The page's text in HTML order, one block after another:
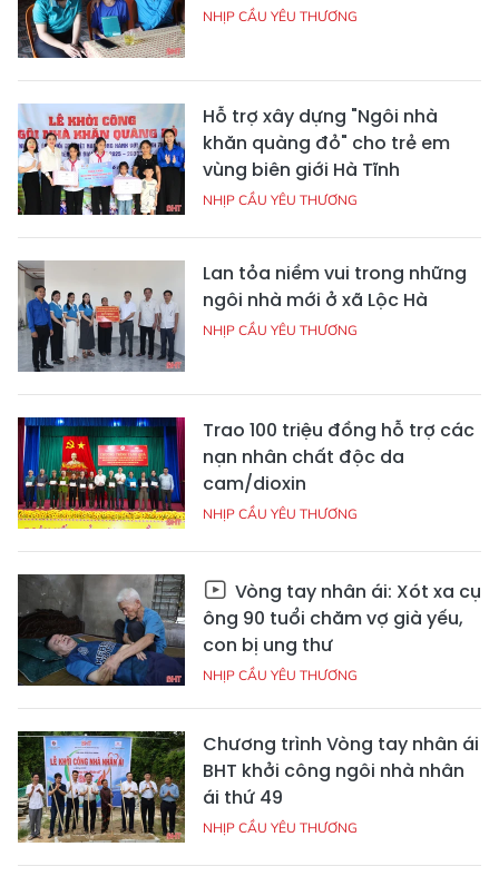
NHỊP CẦU YÊU THƯƠNG
Hỗ trợ xây dựng "Ngôi nhà
khăn quàng đỏ" cho trẻ em
vùng biên giới Hà Tĩnh
NHỊP CẦU YÊU THƯƠNG
Lan tỏa niềm vui trong những
ngôi nhà mới ở xã Lộc Hà
NHỊP CẦU YÊU THƯƠNG
Trao 100 triệu đồng hỗ trợ các
nạn nhân chất độc da
cam/dioxin
NHỊP CẦU YÊU THƯƠNG
Vòng tay nhân ái: Xót xa cụ
ông 90 tuổi chăm vợ già yếu,
con bị ung thư
NHỊP CẦU YÊU THƯƠNG
Chương trình Vòng tay nhân ái
BHT khởi công ngôi nhà nhân
ái thứ 49
NHỊP CẦU YÊU THƯƠNG